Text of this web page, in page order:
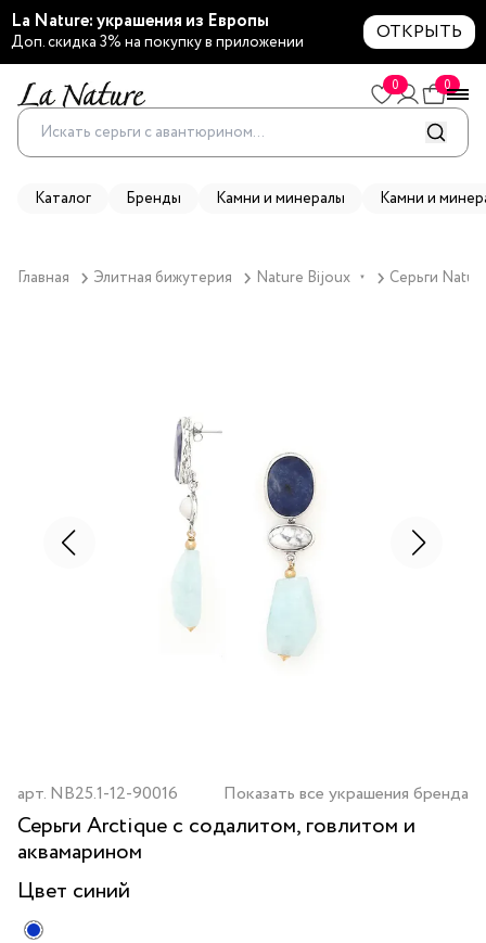
La Nature: украшения из Европы
Доп. скидка 3% на покупку в приложении ОТКРЫТЬ
0 0
Каталог Бренды Камни и минералы Камни и
Главная Элитная бижутерия Nature Bijoux ▼ Серьги
арт. NB25.1-12-90016 Показать все украшения бренда
Серьги Arctique с содалитом, говлитом и
аквамарином
Цвет синий